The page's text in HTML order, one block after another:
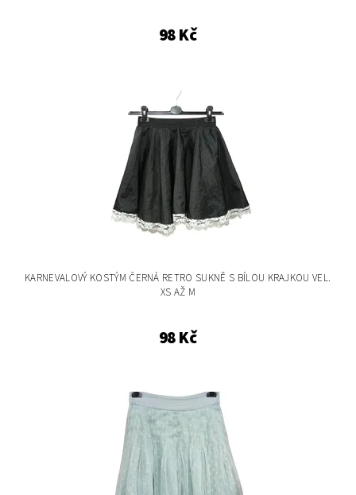
98 Kč
KARNEVALOVÝ KOSTÝM ČERNÁ RETRO SUKNĚ S BÍLOU KRAJKOU VEL.
XS AŽ M
98 Kč